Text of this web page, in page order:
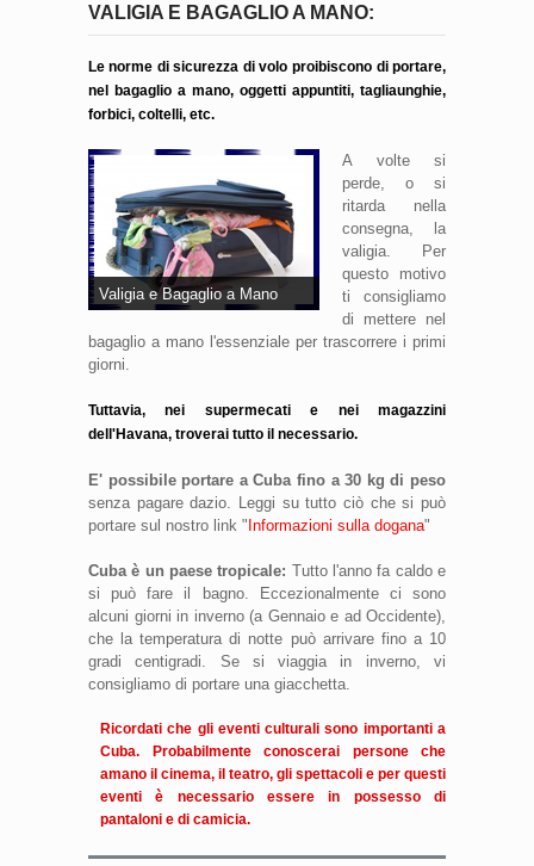
VALIGIA E BAGAGLIO A MANO:
Le norme di sicurezza di volo proibiscono di portare,
nel bagaglio a mano, oggetti appuntiti, tagliaunghie,
forbici, coltelli, etc.
Valigia e Bagaglio a Mano
A volte si
perde, o si
ritarda nella
consegna, la
valigia. Per
questo motivo
ti consigliamo
di mettere nel
bagaglio a mano l'essenziale per trascorrere i primi
giorni.
Tuttavia, nei supermecati e nei magazzini
dell'Havana, troverai tutto il necessario.
E' possibile portare a Cuba fino a 30 kg di peso
senza pagare dazio. Leggi su tutto ciò che si può
portare sul nostro link "Informazioni sulla dogana"
Cuba è un paese tropicale: Tutto l'anno fa caldo e
si può fare il bagno. Eccezionalmente ci sono
alcuni giorni in inverno (a Gennaio e ad Occidente),
che la temperatura di notte può arrivare fino a 10
gradi centigradi. Se si viaggia in inverno, vi
consigliamo di portare una giacchetta.
Ricordati che gli eventi culturali sono importanti a
Cuba. Probabilmente conoscerai persone che
amano il cinema, il teatro, gli spettacoli e per questi
eventi è necessario essere in possesso di
pantaloni e di camicia.